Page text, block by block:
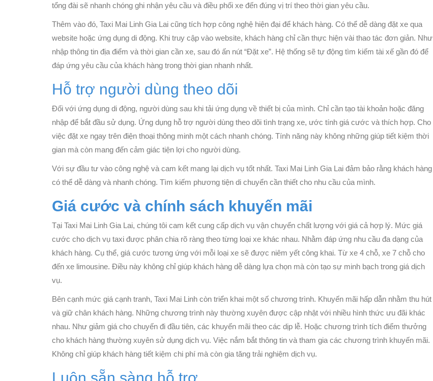
tổng đài sẽ nhanh chóng ghi nhận yêu cầu và điều phối xe đến đúng vị trí theo thời gian yêu cầu.
Thêm vào đó, Taxi Mai Linh Gia Lai cũng tích hợp công nghệ hiện đại để khách hàng. Có thể dễ dàng đặt xe qua
website hoặc ứng dụng di động. Khi truy cập vào website, khách hàng chỉ cần thực hiện vài thao tác đơn giản. Như
nhập thông tin địa điểm và thời gian cần xe, sau đó ấn nút “Đặt xe”. Hệ thống sẽ tự động tìm kiếm tài xế gần đó để
đáp ứng yêu cầu của khách hàng trong thời gian nhanh nhất.
Hỗ trợ người dùng theo dõi
Đối với ứng dụng di động, người dùng sau khi tải ứng dụng về thiết bị của mình. Chỉ cần tạo tài khoản hoặc đăng
nhập để bắt đầu sử dụng. Ứng dụng hỗ trợ người dùng theo dõi tình trạng xe, ước tính giá cước và thích hợp. Cho
việc đặt xe ngay trên điện thoại thông minh một cách nhanh chóng. Tính năng này không những giúp tiết kiệm thời
gian mà còn mang đến cảm giác tiện lợi cho người dùng.
Với sự đầu tư vào công nghệ và cam kết mang lại dịch vụ tốt nhất. Taxi Mai Linh Gia Lai đảm bảo rằng khách hàng
có thể dễ dàng và nhanh chóng. Tìm kiếm phương tiện di chuyển cần thiết cho nhu cầu của mình.
Giá cước và chính sách khuyến mãi
Tại Taxi Mai Linh Gia Lai, chúng tôi cam kết cung cấp dịch vụ vận chuyển chất lượng với giá cả hợp lý. Mức giá
cước cho dịch vụ taxi được phân chia rõ ràng theo từng loại xe khác nhau. Nhằm đáp ứng nhu cầu đa dạng của
khách hàng. Cụ thể, giá cước tương ứng với mỗi loại xe sẽ được niêm yết công khai. Từ xe 4 chỗ, xe 7 chỗ cho
đến xe limousine. Điều này không chỉ giúp khách hàng dễ dàng lựa chọn mà còn tạo sự minh bạch trong giá dịch
vụ.
Bên cạnh mức giá cạnh tranh, Taxi Mai Linh còn triển khai một số chương trình. Khuyến mãi hấp dẫn nhằm thu hút
và giữ chân khách hàng. Những chương trình này thường xuyên được cập nhật với nhiều hình thức ưu đãi khác
nhau. Như giảm giá cho chuyến đi đầu tiên, các khuyến mãi theo các dịp lễ. Hoặc chương trình tích điểm thưởng
cho khách hàng thường xuyên sử dụng dịch vụ. Việc nắm bắt thông tin và tham gia các chương trình khuyến mãi.
Không chỉ giúp khách hàng tiết kiệm chi phí mà còn gia tăng trải nghiệm dịch vụ.
Luôn sẵn sàng hỗ trợ